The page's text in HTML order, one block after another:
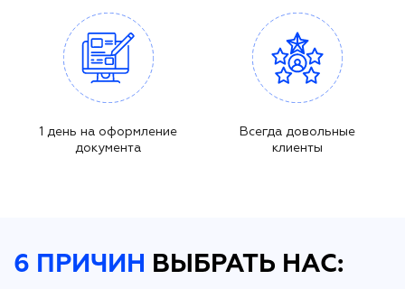
1 день на оформление
документа
Всегда довольные
клиенты
6 ПРИЧИН ВЫБРАТЬ НАС: